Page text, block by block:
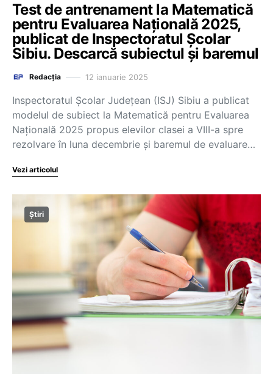
Test de antrenament la Matematică
pentru Evaluarea Națională 2025,
publicat de Inspectoratul Școlar
Sibiu. Descarcă subiectul și baremul
Redacția 12 ianuarie 2025
Inspectoratul Școlar Județean (ISJ) Sibiu a publicat
modelul de subiect la Matematică pentru Evaluarea
Națională 2025 propus elevilor clasei a VIII-a spre
rezolvare în luna decembrie și baremul de evaluare…
Vezi articolul
Știri